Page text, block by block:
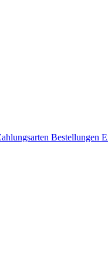
Bestellungen